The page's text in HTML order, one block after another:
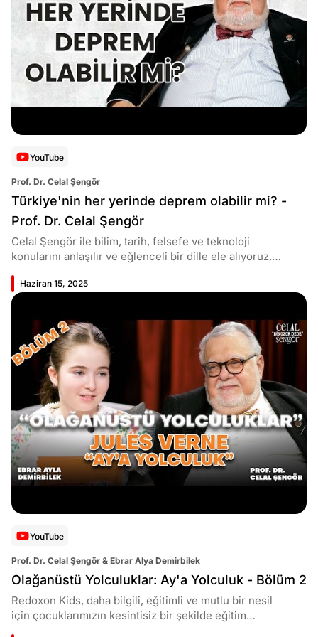
Ağustos
5, 2026
stok
caiz
Köşe
Yazıları
Spor
Yazıları
Yazıları
YouTube
Prof. Dr. Celal Şengör
Türkiye'nin her yerinde deprem olabilir mi? -
Prof. Dr. Celal Şengör
Celal Şengör ile bilim, tarih, felsefe ve teknoloji
konularını anlaşılır ve eğlenceli bir dille ele alıyoruz.
günümüz teknolojilerine kadar her konuda merak
ettiğiniz sorulara yanıt bulacaksınız. Bilgi dolu bir
yolculuğa çıkmaya hazır mısınız? Videolarımızı
kaçırmamak için abone olun ve bilim serüvenimize siz
de katılın! #işbirliği
Haziran 15, 2025
YouTube
Prof. Dr. Celal Şengör & Ebrar Alya Demirbilek
Olağanüstü Yolculuklar: Ay'a Yolculuk - Bölüm 2
Redoxon Kids, daha bilgili, eğitimli ve mutlu bir nesil
için çocuklarımızın kesintisiz bir şekilde eğitim